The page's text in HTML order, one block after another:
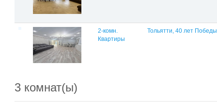
2-комн.
Квартиры
Тольятти, 40 лет
3 комнат(ы)